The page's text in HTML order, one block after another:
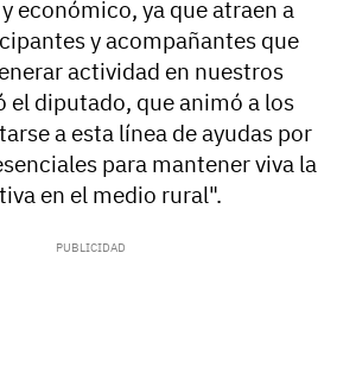
económico, ya que atraen a
y acompañantes que
actividad en nuestros
el diputado, que animó a los
a esta línea de ayudas por
para mantener viva la
en el medio rural".